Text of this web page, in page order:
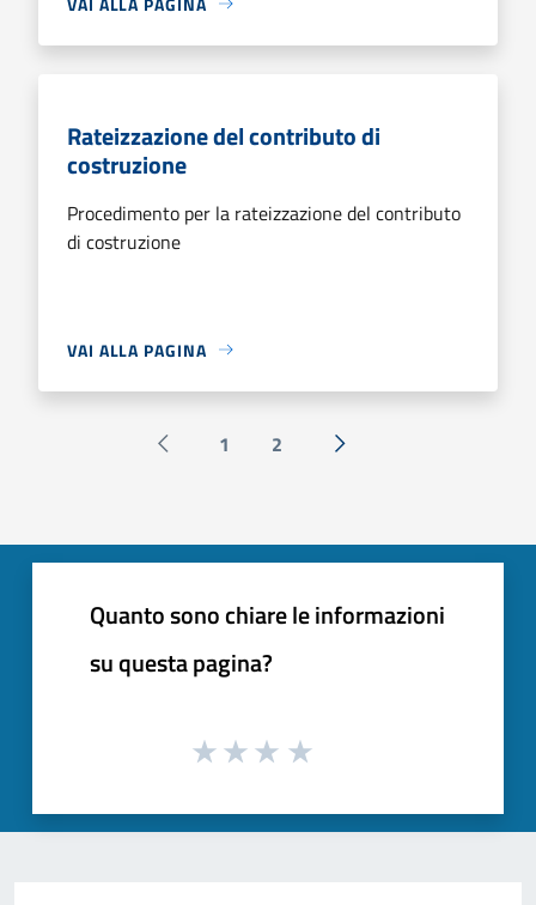
Rateizzazione del contributo di
costruzione
Procedimento per la rateizzazione del contributo
di costruzione
VAI ALLA PAGINA
Pagina precedente
1 2 Successiva »
Quanto sono chiare le informazioni
su questa pagina?